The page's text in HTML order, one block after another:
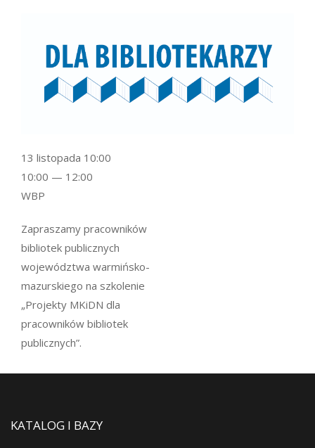
Zapraszamy pracowników
bibliotek publicznych
województwa warmińsko-
mazurskiego na szkolenie
„Projekty MKiDN dla
pracowników bibliotek
publicznych”.
13 listopada 10:00
10:00 — 12:00
WBP
KATALOG I BAZY